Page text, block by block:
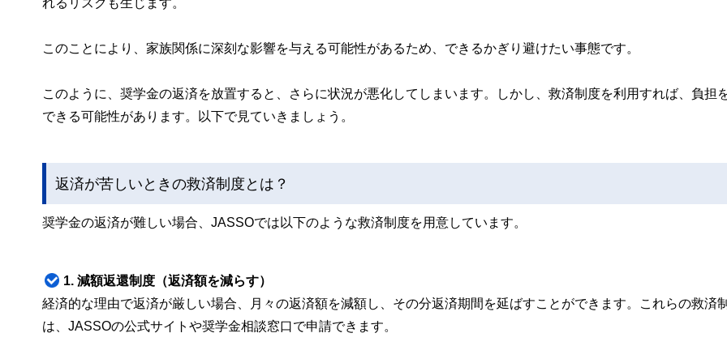
このことにより、家族関係に深刻な影響を与える可能性があるため、できるかぎり避けたい事態です。
このように、奨学金の返済を放置すると、さらに状況が悪化してしまいます。しかし、救済制度を利用すれば、負担
できる可能性があります。以下で見ていきましょう。
返済が苦しいときの救済制度とは？
奨学金の返済が難しい場合、JASSOでは以下のような救済制度を用意しています。
1. 減額返還制度（返済額を減らす）
経済的な理由で返済が厳しい場合、月々の返済額を減額し、その分返済期間を延ばすことができます。これらの救済
は、JASSOの公式サイトや奨学金相談窓口で申請できます。